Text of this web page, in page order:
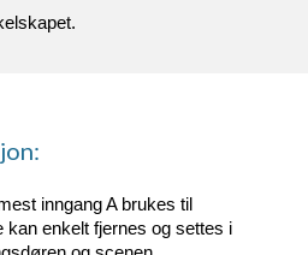
inngang A brukes til
kan enkelt fjernes og settes i